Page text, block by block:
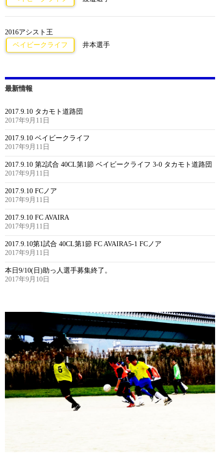
2016アシスト王
ベイビークライフ
井本選手
最新情報
2017.9.10 タカモト道路団
2017年9月11日
2017.9.10 ベイビークライフ
2017年9月11日
2017.9.10 第2試合 40CL第1節 ベイビークライフ 3-0 タカモト道路団
2017年9月11日
2017.9.10 FCノア
2017年9月11日
2017.9.10 FC AVAIRA
2017年9月11日
2017.9.10第1試合 40CL第1節 FC AVAIRA5-1 FCノア
2017年9月11日
本日9/10(日)助っ人選手募集終了。
2017年9月10日